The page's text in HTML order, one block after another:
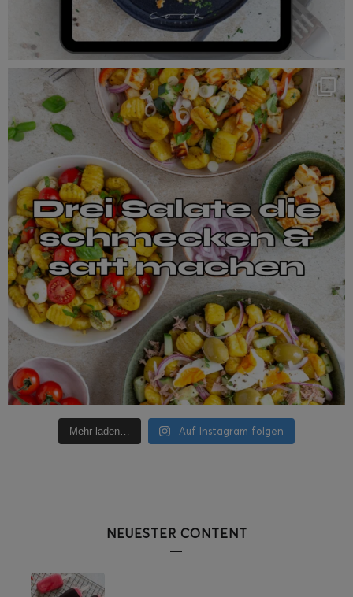
Mehr laden… Auf Instagram folgen
NEUESTER CONTENT